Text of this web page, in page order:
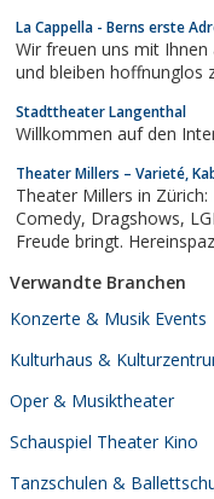
La Cappella - Berns erste
Wir freuen uns mit Ihnen auf viele, viele
und bleiben hoffnunglos
Stadttheater Langenthal
Willkommen auf den
Theater Millers – Varieté,
Theater Millers in
Comedy, Dragshows, LGBTQ+, Märchen, Festivals und alles was
Freude bringt.
Verwandte Branchen
Konzerte & Musik Events
Kulturhaus &
Oper & Musiktheater
Schauspiel Theater Kino
Tanzschulen &